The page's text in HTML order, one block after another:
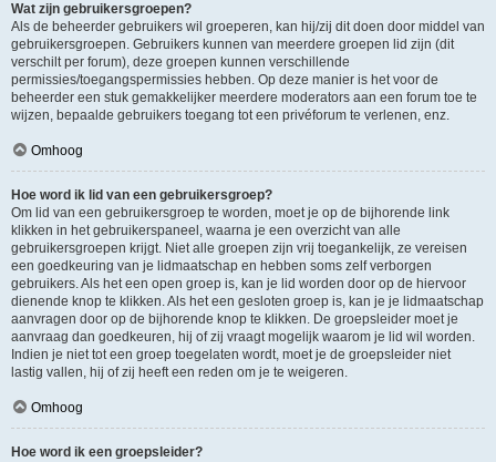
Wat zijn gebruikersgroepen?
Als de beheerder gebruikers wil groeperen, kan hij/zij dit doen door middel van
gebruikersgroepen. Gebruikers kunnen van meerdere groepen lid zijn (dit
verschilt per forum), deze groepen kunnen verschillende
permissies/toegangspermissies hebben. Op deze manier is het voor de
beheerder een stuk gemakkelijker meerdere moderators aan een forum toe te
wijzen, bepaalde gebruikers toegang tot een privéforum te verlenen, enz.
Omhoog
Hoe word ik lid van een gebruikersgroep?
Om lid van een gebruikersgroep te worden, moet je op de bijhorende link
klikken in het gebruikerspaneel, waarna je een overzicht van alle
gebruikersgroepen krijgt. Niet alle groepen zijn vrij toegankelijk, ze vereisen
een goedkeuring van je lidmaatschap en hebben soms zelf verborgen
gebruikers. Als het een open groep is, kan je lid worden door op de hiervoor
dienende knop te klikken. Als het een gesloten groep is, kan je je lidmaatschap
aanvragen door op de bijhorende knop te klikken. De groepsleider moet je
aanvraag dan goedkeuren, hij of zij vraagt mogelijk waarom je lid wil worden.
Indien je niet tot een groep toegelaten wordt, moet je de groepsleider niet
lastig vallen, hij of zij heeft een reden om je te weigeren.
Omhoog
Hoe word ik een groepsleider?